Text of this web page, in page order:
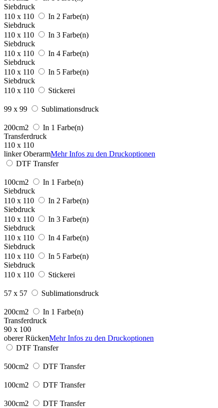
Siebdruck
110 x 110
In 2 Farbe(n)
Siebdruck
110 x 110
In 3 Farbe(n)
Siebdruck
110 x 110
In 4 Farbe(n)
Siebdruck
110 x 110
In 5 Farbe(n)
Siebdruck
110 x 110
Stickerei
99 x 99 Sublimationsdruck
200cm2
In 1 Farbe(n)
Transferdruck
110 x 110
linker OberarmMehr Infos zu den Druckoptionen
DTF Transfer
100cm2
In 1 Farbe(n)
Siebdruck
110 x 110
In 2 Farbe(n)
Siebdruck
110 x 110
In 3 Farbe(n)
Siebdruck
110 x 110
In 4 Farbe(n)
Siebdruck
110 x 110
In 5 Farbe(n)
Siebdruck
110 x 110
Stickerei
57 x 57 Sublimationsdruck
200cm2
In 1 Farbe(n)
Transferdruck
90 x 100
oberer RückenMehr Infos zu den Druckoptionen
DTF Transfer
500cm2 DTF Transfer
100cm2 DTF Transfer
300cm2 DTF Transfer